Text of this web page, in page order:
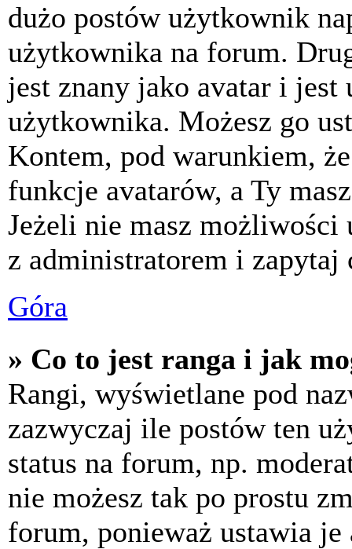
dużo postów użytkownik
użytkownika na forum.
jest znany jako avatar i jest
użytkownika. Możesz go
Kontem, pod warunkiem,
funkcje avatarów, a Ty
Jeżeli nie masz możliwości
z administratorem i zapytaj
Góra
» Co to jest ranga i jak
Rangi, wyświetlane pod
zazwyczaj ile postów ten
status na forum, np.
nie możesz tak po prostu
forum, ponieważ ustawia